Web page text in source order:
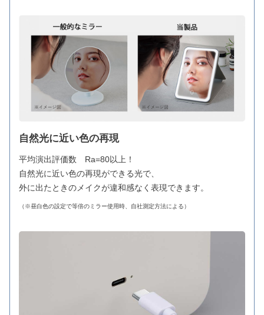
自然光に近い色の再現
平均演出評価数 Ra=80以上！
自然光に近い色の再現ができる光で、
外に出たときのメイクが違和感なく表現できます。
（※昼白色の設定で等倍のミラー使用時、自社測定方法による）